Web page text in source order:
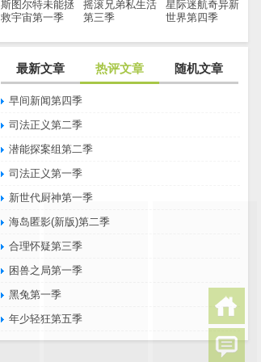
斯图尔特未能拯
救宇宙第一季
摇滚兄弟私生活
第三季
星际迷航奇异新
世界第四季
最新文章 热评文章 随机文章
早间新闻第四季
司法正义第二季
潜能探案组第二季
司法正义第一季
新世代厨神第一季
海岛匿影(新版)第二季
合理怀疑第三季
困兽之局第一季
黑兔第一季
年少轻狂第五季